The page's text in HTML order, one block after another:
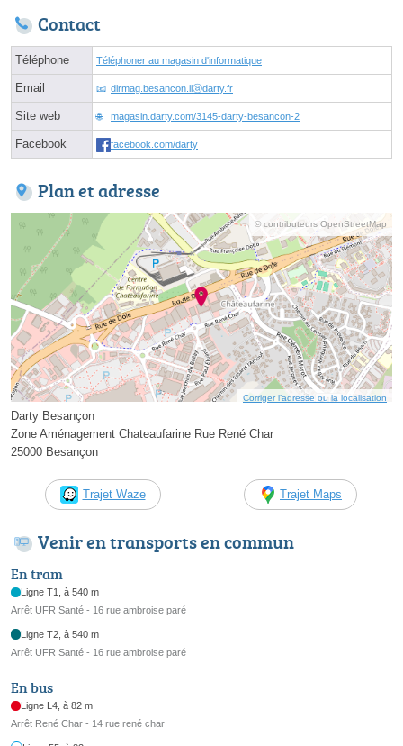
Contact
Téléphone Téléphoner au magasin d'informatique
Email dirmag.besancon.iiⓐdarty.fr
Site web magasin.darty.com/3145-darty-besancon-2
Facebook facebook.com/darty
Plan et adresse
© contributeurs OpenStreetMap
Corriger l’adresse ou la localisation
Darty Besançon
Zone Aménagement Chateaufarine Rue René Char
25000 Besançon
Trajet Waze Trajet Maps
Venir en transports en commun
En tram
Ligne T1, à 540 m
Arrêt UFR Santé - 16 rue ambroise paré
Ligne T2, à 540 m
Arrêt UFR Santé - 16 rue ambroise paré
En bus
Ligne L4, à 82 m
Arrêt René Char - 14 rue rené char